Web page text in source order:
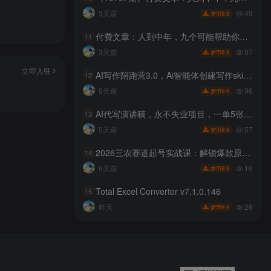
立即入驻
3天前 梦币9.9 49
11 付费文章：人到中年，九个可能帮助你延长寿命的习惯
3天前 梦币9.9 97
12 AI写作陪跑营3.0，Ai智能体创建写作skill（workbuddy）+人工手写模式（手搓模式），去除AI痕迹（头条号、公众号、百家号）（更新0730）
9天前 梦币9.9 96
13 AI代写演讲稿，永不失业项目，一单5张+，月入1-3W【揭秘】
5天前 梦币9.9 57
14 2026三农赛道起号实战课：解锁爆款原创文案玩法，掌握拍摄改稿快速出圈技巧
6天前 梦币9.9 16
15 Total Excel Converter v7.1.0.146
昨天 梦币9.9 26